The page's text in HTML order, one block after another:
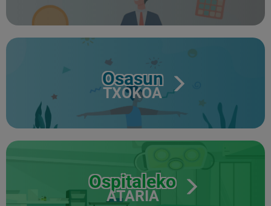
Osasun
TXOKOA
Ospitaleko
ATARIA